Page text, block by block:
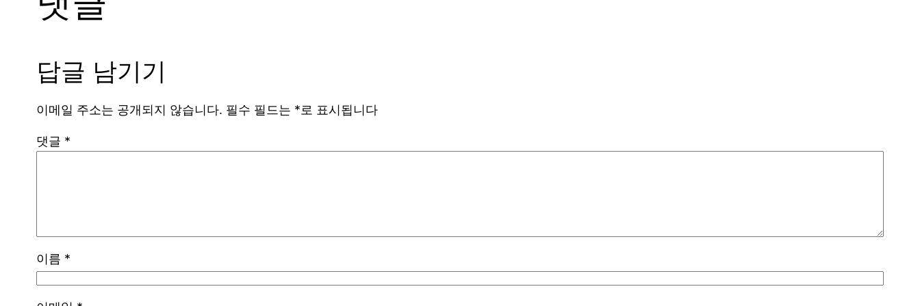
답글 남기기
이메일 주소는 공개되지 않습니다. 필수 필드는 *로 표시됩니다
댓글 *
이름 *